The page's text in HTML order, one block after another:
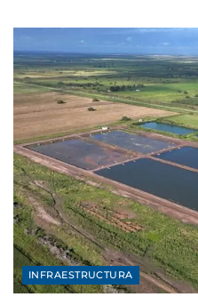
INFRAESTRUCTURA